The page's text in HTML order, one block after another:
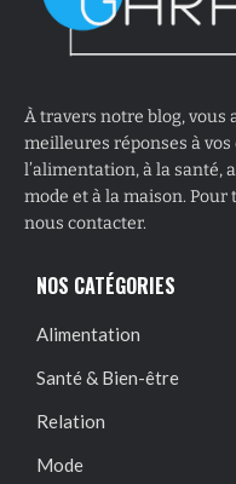
À travers notre blog, vous
meilleures réponses à
l’alimentation, à la santé,
mode et à la maison. Pour
nous contacter.
NOS CATÉGORIES
Alimentation
Santé & Bien-être
Relation
Mode